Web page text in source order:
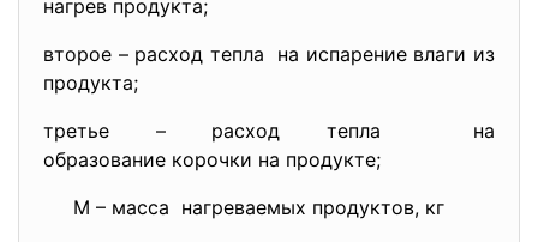
нагрев продукта;
второе – расход тепла на испарение влаги из
продукта;
третье – расход тепла на
образование корочки на продукте;
М – масса нагреваемых продуктов, кг